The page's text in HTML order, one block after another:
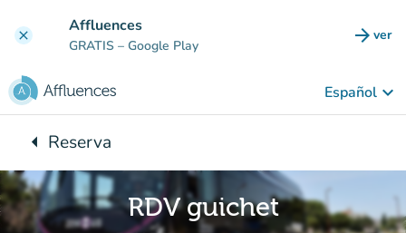
clear Affluences
GRATIS – Google Play arrow_forward ver
Español keyboard_arrow_down
arrow_leftVuelta:
Reserva
RDV guichet